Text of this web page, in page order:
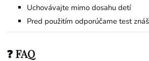
Uchovávajte mimo dosahu detí
Pred použitím odporúčame test
❓ FAQ